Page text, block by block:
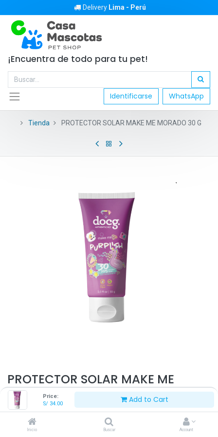
Price:
S/ 34.00 Add to Cart
Inicio Buscar Account
Delivery Lima - Perú
¡Encuentra de todo para tu pet!
Identificarse WhatsApp
Tienda PROTECTOR SOLAR MAKE ME MORADO 30 G
PROTECTOR SOLAR MAKE ME
MORADO 30 G
34.00